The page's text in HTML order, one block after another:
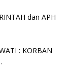
dan APH
: KORBAN